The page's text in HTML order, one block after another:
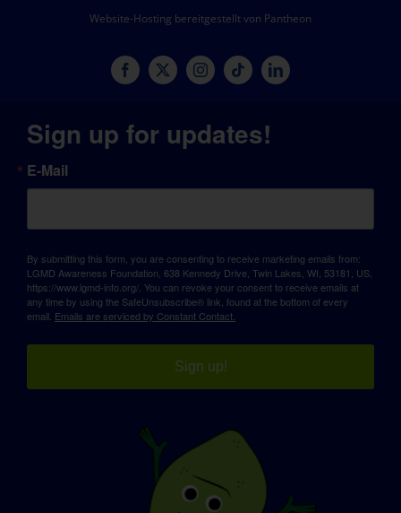
Website-Hosting bereitgestellt von Pantheon
Sign up for updates!
E-Mail
By submitting this form, you are consenting to receive marketing emails from:
LGMD Awareness Foundation, 638 Kennedy Drive, Twin Lakes, WI, 53181, US,
https://www.lgmd-info.org/. You can revoke your consent to receive emails at
any time by using the SafeUnsubscribe® link, found at the bottom of every
email. Emails are serviced by Constant Contact.
Sign up!